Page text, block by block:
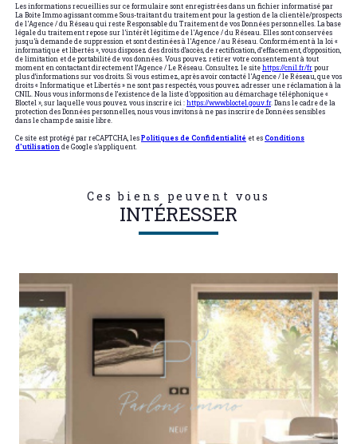
Les informations recueillies sur ce formulaire sont enregistrées dans un fichier informatisé par
La Boite Immo agissant comme Sous-traitant du traitement pour la gestion de la clientèle/prospects
de l'Agence / du Réseau qui reste Responsable du Traitement de vos Données personnelles. La base
légale du traitement repose sur l'intérêt légitime de l'Agence / du Réseau. Elles sont conservées
jusqu'à demande de suppression et sont destinées à l'Agence / au Réseau. Conformément à la loi «
informatique et libertés », vous disposez des droits d’accès, de rectification, d’effacement, d’opposition,
de limitation et de portabilité de vos données. Vous pouvez retirer votre consentement à tout
moment en contactant directement l’Agence / Le Réseau. Consultez le sitehttps://cnil.fr/frpour
plus d’informations sur vos droits. Si vous estimez, après avoir contacté l'Agence / le Réseau, que vos
droits « Informatique et Libertés » ne sont pas respectés, vous pouvez adresser une réclamation à la
CNIL. Nous vous informons de l’existence de la liste d'opposition au démarchage téléphonique «
Bloctel », sur laquelle vous pouvez vous inscrire ici :https://www.bloctel.gouv.fr. Dans le cadre de la
protection des Données personnelles, nous vous invitons à ne pas inscrire de Données sensibles
dans le champ de saisie libre.
Ce site est protégé par reCAPTCHA, lesPolitiques de Confidentialité et esConditions
d'utilisation de Google s'appliquent.
Ces biens peuvent vous
INTÉRESSER
VOIR LE BIEN